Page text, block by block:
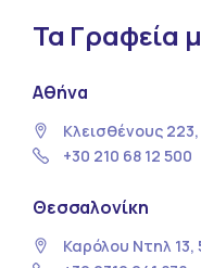
Τα Γραφεία
Αθήνα
Κλεισθένους
+30 210 68 12 500
Θεσσαλονίκη
Καρόλου Ντηλ 13,